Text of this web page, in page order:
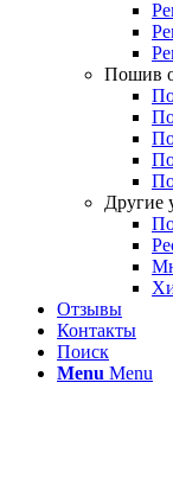
Пошив
Другие
Отзывы
Контакты
Поиск
Menu Menu